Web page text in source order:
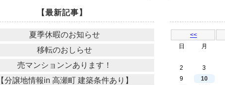
【最新記事】
夏季休暇のお知らせ
移転のおしらせ
売マンションンあります！
【分譲地情報in 高瀬町 建築条件あり】
<<
日
月
2
3
9
10